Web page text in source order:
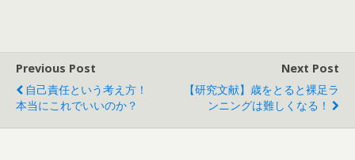
Previous Post
自己責任という考え方！
本当にこれでいいのか？
Next Post
【研究文献】歳をとると裸足ラ
ンニングは難しくなる！